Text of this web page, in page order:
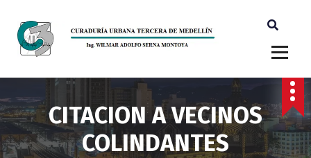
CITACION A VECINOS
COLINDANTES